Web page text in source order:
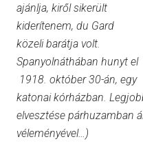
ajánlja, kiről sikerült
kiderítenem, du Gard
közeli barátja volt.
Spanyolnáthában hunyt el
1918. október 30-án, egy
katonai kórházban.
elvesztése párhuzamban
véleményével…)